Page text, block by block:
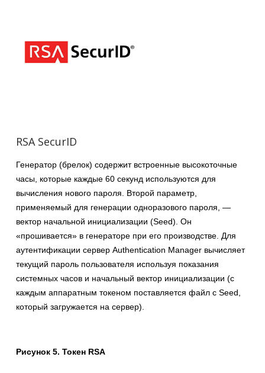
RSA SecurID
Генератор (брелок) содержит встроенные высокоточные
часы, которые каждые 60 секунд используются для
вычисления нового пароля. Второй параметр,
применяемый для генерации одноразового пароля, —
вектор начальной инициализации (Seed). Он
«прошивается» в генераторе при его производстве. Для
аутентификации сервер Authentication Manager вычисляет
текущий пароль пользователя используя показания
системных часов и начальный вектор инициализации (с
каждым аппаратным токеном поставляется файл с Seed,
который загружается на сервер).
Рисунок 5. Токен RSA